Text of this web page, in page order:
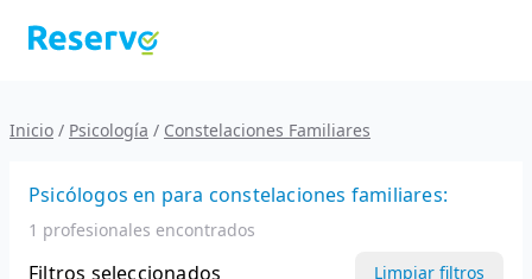
Inicio / Psicología / Constelaciones Familiares
Psicólogos en para constelaciones familiares:
1 profesionales encontrados
Filtros seleccionados Limpiar filtros